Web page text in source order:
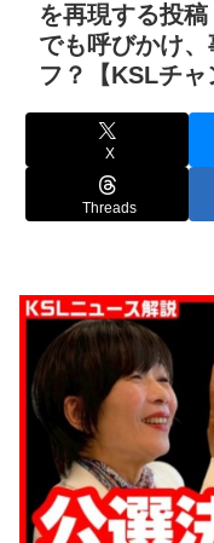
を再現する投
でも呼びかけ
フ？【KSLチャ
X
Threads